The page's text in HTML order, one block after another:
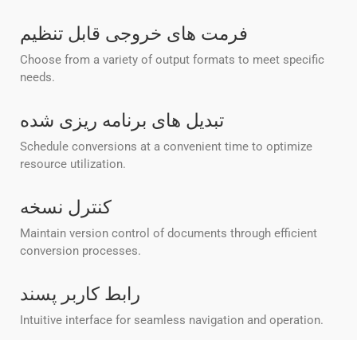
فرمت های خروجی قابل تنظیم
Choose from a variety of output formats to meet specific
needs.
تبدیل های برنامه ریزی شده
Schedule conversions at a convenient time to optimize
resource utilization.
کنترل نسخه
Maintain version control of documents through efficient
conversion processes.
رابط کاربر پسند
Intuitive interface for seamless navigation and operation.